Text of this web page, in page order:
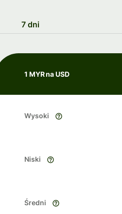
7 dni
1 MYR na USD
Wysoki
Niski
Średni